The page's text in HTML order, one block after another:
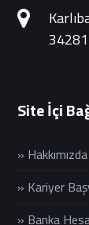
Site İçi
» Hakkımızda
» Kariyer
» Banka